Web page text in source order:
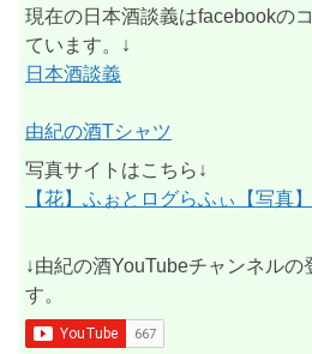
現在の日本酒談義はfacebookの
ています。↓
日本酒談義
由紀の酒Tシャツ
写真サイトはこちら↓
【花】ふぉとログらふぃ【写真】
↓由紀の酒YouTubeチャンネルの
す。